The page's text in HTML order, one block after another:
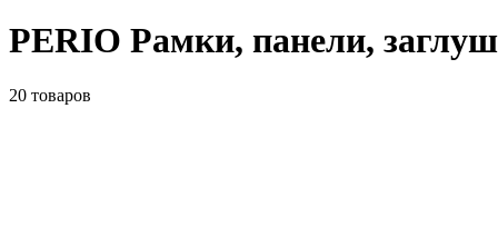
PERIO Рамки, панели,
20 товаров